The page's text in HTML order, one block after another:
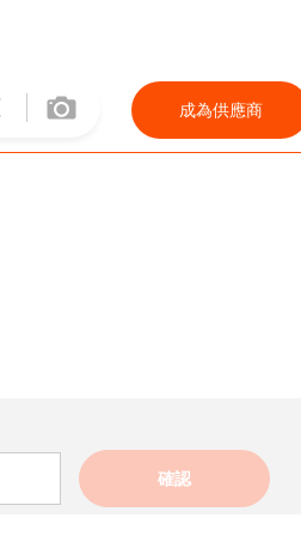
成為供應商
確認